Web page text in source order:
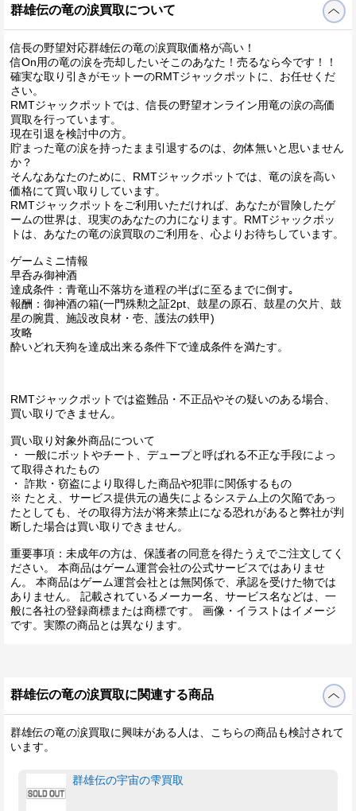
群雄伝の竜の涙買取について
信長の野望対応群雄伝の竜の涙買取価格が高い！
信On用の竜の涙を売却したいそこのあなた！売るなら今です！！
確実な取り引きがモットーのRMTジャックポットに、お任せくだ
さい。
RMTジャックポットでは、信長の野望オンライン用竜の涙の高価
買取を行っています。
現在引退を検討中の方。
貯まった竜の涙を持ったまま引退するのは、勿体無いと思いません
か？
そんなあなたのために、RMTジャックポットでは、竜の涙を高い
価格にて買い取りしています。
RMTジャックポットをご利用いただければ、あなたが冒険したゲ
ームの世界は、現実のあなたの力になります。RMTジャックポッ
トは、あなたの竜の涙買取のご利用を、心よりお待ちしています。
ゲームミニ情報
早呑み御神酒
達成条件：青竜山不落坊を道程の半ばに至るまでに倒す｡
報酬：御神酒の箱(一門殊勲之証2pt、鼓星の原石、鼓星の欠片、鼓
星の腕貫、施設改良材・壱、護法の鉄甲)
攻略
酔いどれ天狗を達成出来る条件下で達成条件を満たす。
RMTジャックポットでは盗難品・不正品やその疑いのある場合、
買い取りできません。
買い取り対象外商品について
・ 一般にボットやチート、デュープと呼ばれる不正な手段によっ
て取得されたもの
・ 詐欺・窃盗により取得した商品や犯罪に関係するもの
※ たとえ、サービス提供元の過失によるシステム上の欠陥であっ
たとしても、その取得方法が将来禁止になる恐れがあると弊社が判
断した場合は買い取りできません。
重要事項：未成年の方は、保護者の同意を得たうえでご注文してく
ださい。 本商品はゲーム運営会社の公式サービスではありませ
ん。 本商品はゲーム運営会社とは無関係で、承認を受けた物では
ありません。 記載されているメーカー名、サービス名などは、一
般に各社の登録商標または商標です。 画像・イラストはイメージ
です。実際の商品とは異なります。
群雄伝の竜の涙買取に関連する商品
群雄伝の竜の涙買取に興味がある人は、こちらの商品も検討されて
います。
群雄伝の宇宙の雫買取